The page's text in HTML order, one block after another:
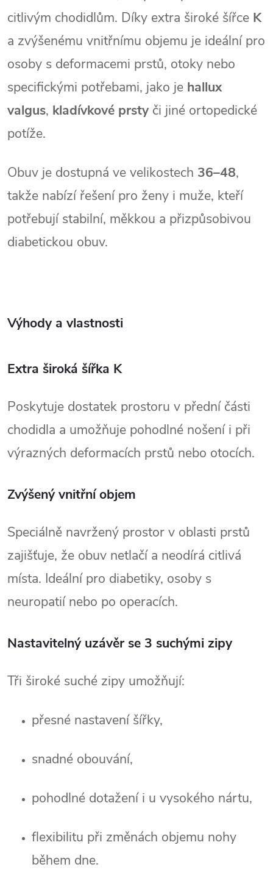
citlivým chodidlům. Díky extra široké šířce K
a zvýšenému vnitřnímu objemu je ideální pro
osoby s deformacemi prstů, otoky nebo
specifickými potřebami, jako je hallux
valgus, kladívkové prsty či jiné ortopedické
potíže.
Obuv je dostupná ve velikostech 36–48,
takže nabízí řešení pro ženy i muže, kteří
potřebují stabilní, měkkou a přizpůsobivou
diabetickou obuv.
Výhody a vlastnosti
Extra široká šířka K
Poskytuje dostatek prostoru v přední části
chodidla a umožňuje pohodlné nošení i při
výrazných deformacích prstů nebo otocích.
Zvýšený vnitřní objem
Speciálně navržený prostor v oblasti prstů
zajišťuje, že obuv netlačí a neodírá citlivá
místa. Ideální pro diabetiky, osoby s
neuropatií nebo po operacích.
Nastavitelný uzávěr se 3 suchými zipy
Tři široké suché zipy umožňují:
přesné nastavení šířky,
snadné obouvání,
pohodlné dotažení i u vysokého nártu,
flexibilitu při změnách objemu nohy
během dne.